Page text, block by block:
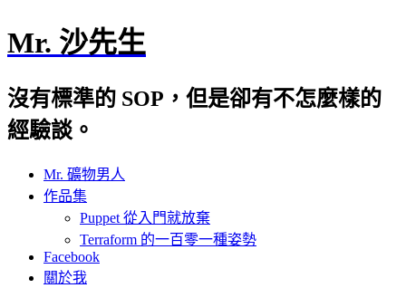
Mr. 沙先生
沒有標準的 SOP，但是卻有不怎麼樣的
經驗談。
Mr. 礦物男人
作品集
Puppet 從入門就放棄
Terraform 的一百零一種姿勢
Facebook
關於我